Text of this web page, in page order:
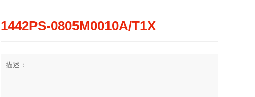
1442PS-0805M0010A/T1X
描述：